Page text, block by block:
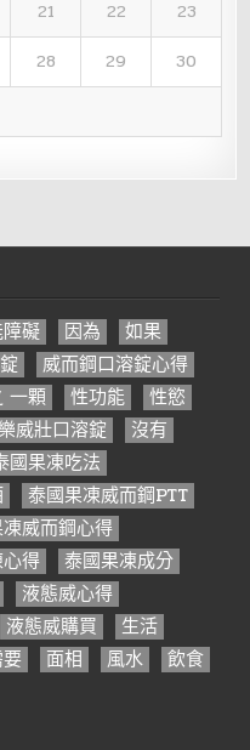
21 22
23
28 29
30
礙 因為
如果
威而鋼口溶錠心得
一顆 性功能
性慾
威壯口溶錠
沒有
國果凍吃法
泰國果凍威而鋼PTT
威而鋼心得
得
泰國果凍成分
液態威心得
液態威購買
生活
面相 風水 飲食